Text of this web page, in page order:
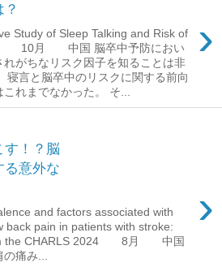
›
Study of Sleep Talking and Risk of
10月 中国 脳卒中予防におい
れがちなリスク因子を知ることは非
寝言と脳卒中のリスクに関する前向
れまでなかった。 そ...
す！？脳
る意外な
›
and factors associated with
back pain in patients with stroke:
the CHARLS 2024 8月 中国
痛み...